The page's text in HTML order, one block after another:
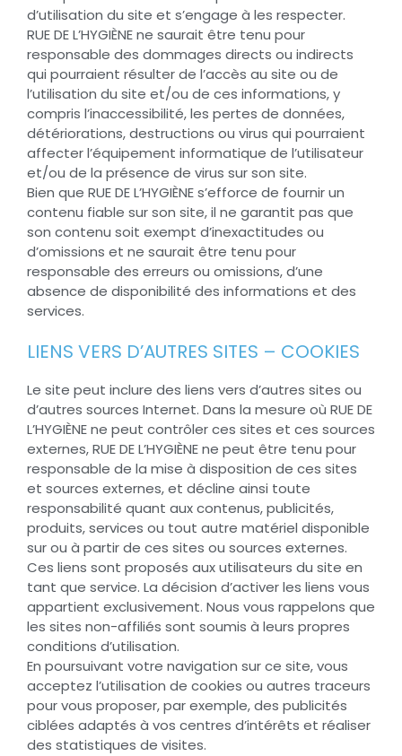
d’utilisation du site et s’engage à les respecter.
RUE DE L’HYGIÈNE ne saurait être tenu pour
responsable des dommages directs ou indirects
qui pourraient résulter de l’accès au site ou de
l’utilisation du site et/ou de ces informations, y
compris l’inaccessibilité, les pertes de données,
détériorations, destructions ou virus qui pourraient
affecter l’équipement informatique de l’utilisateur
et/ou de la présence de virus sur son site.
Bien que RUE DE L’HYGIÈNE s’efforce de fournir un
contenu fiable sur son site, il ne garantit pas que
son contenu soit exempt d’inexactitudes ou
d’omissions et ne saurait être tenu pour
responsable des erreurs ou omissions, d’une
absence de disponibilité des informations et des
services.
LIENS VERS D’AUTRES SITES – COOKIES
Le site peut inclure des liens vers d’autres sites ou
d’autres sources Internet. Dans la mesure où RUE DE
L’HYGIÈNE ne peut contrôler ces sites et ces sources
externes, RUE DE L’HYGIÈNE ne peut être tenu pour
responsable de la mise à disposition de ces sites
et sources externes, et décline ainsi toute
responsabilité quant aux contenus, publicités,
produits, services ou tout autre matériel disponible
sur ou à partir de ces sites ou sources externes.
Ces liens sont proposés aux utilisateurs du site en
tant que service. La décision d’activer les liens vous
appartient exclusivement. Nous vous rappelons que
les sites non-affiliés sont soumis à leurs propres
conditions d’utilisation.
En poursuivant votre navigation sur ce site, vous
acceptez l’utilisation de cookies ou autres traceurs
pour vous proposer, par exemple, des publicités
ciblées adaptés à vos centres d’intérêts et réaliser
des statistiques de visites.